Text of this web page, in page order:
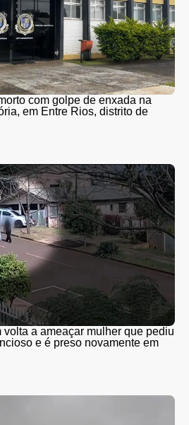
com golpe de enxada na
em Entre Rios, distrito de
a ameaçar mulher que pediu
e é preso novamente em